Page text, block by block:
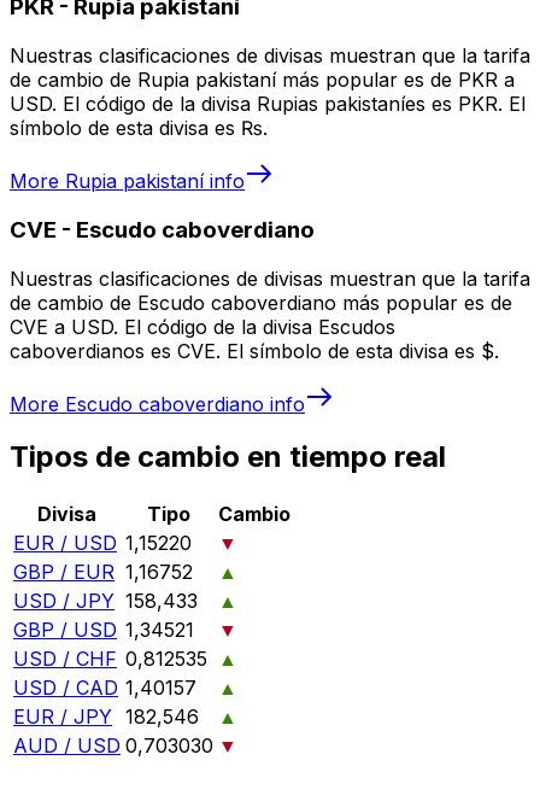
PKR - Rupia pakistaní
Nuestras clasificaciones de divisas muestran que la tarifa
de cambio de Rupia pakistaní más popular es de PKR a
USD. El código de la divisa Rupias pakistaníes es PKR. El
símbolo de esta divisa es ₨.
More Rupia pakistaníinfo
CVE - Escudo caboverdiano
Nuestras clasificaciones de divisas muestran que la tarifa
de cambio de Escudo caboverdiano más popular es de
CVE a USD. El código de la divisa Escudos
caboverdianos es CVE. El símbolo de esta divisa es $.
More Escudo caboverdiano info
Tipos de cambio en tiempo real
Divisa Tipo
Cambio
EUR / USD 1,15220
▼
GBP / EUR 1,16752
▲
USD / JPY 158,433
▲
GBP / USD 1,34521
▼
USD / CHF 0,812535
▲
USD / CAD 1,40157
▲
EUR / JPY 182,546
▲
AUD / USD 0,703030 ▼